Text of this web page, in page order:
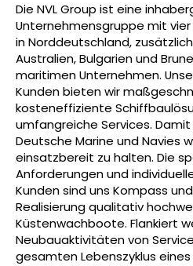
Die NVL Group ist eine
Unternehmensgruppe mit
in Norddeutschland,
Australien, Bulgarien und
maritimen Unternehmen.
Kunden bieten wir
kosteneffiziente
umfangreiche Services.
Deutsche Marine und Navies
einsatzbereit zu halten. Die
Anforderungen und
Kunden sind uns Kompass
Realisierung qualitativ
Küstenwachboote. Flankiert
Neubauaktivitäten von
gesamten Lebenszyklus